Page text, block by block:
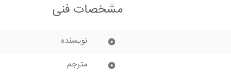
مشخصات فنی
نویسنده
مترجم